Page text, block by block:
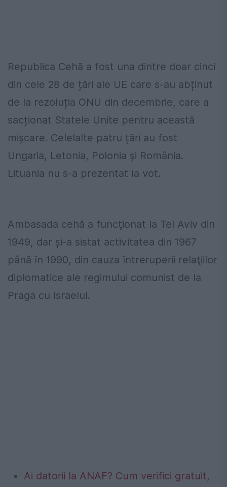
Republica Cehă a fost una dintre doar cinci
din cele 28 de țări ale UE care s-au abținut
de la rezoluția ONU din decembrie, care a
sacționat Statele Unite pentru această
mișcare. Celelalte patru țări au fost
Ungaria, Letonia, Polonia și România.
Lituania nu s-a prezentat la vot.
Ambasada cehă a funcţionat la Tel Aviv din
1949, dar şi-a sistat activitatea din 1967
până în 1990, din cauza întreruperii relaţiilor
diplomatice ale regimului comunist de la
Praga cu Israelul.
Ai datorii la ANAF? Cum verifici gratuit,